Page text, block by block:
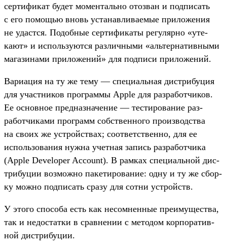
сер­тификат будет момен­таль­но отоз­ван и под­писать
с его помощью вновь уста­нав­лива­емые при­ложе­ния
не удас­тся. Подоб­ные сер­тифика­ты регуляр­но «уте­
кают» и исполь­зуют­ся раз­личны­ми «аль­тер­натив­ными
магази­нами при­ложе­ний» для подписи при­ложе­ний.
Ва­риация на ту же тему — спе­циаль­ная дис­три­буция
для учас­тни­ков прог­раммы Apple для раз­работ­чиков.
Ее основное пред­назна­чение — тес­тирова­ние раз­
работ­чиками прог­рамм собс­твен­ного про­изводс­тва
на сво­их же устрой­ствах; соот­ветс­твен­но, для ее
исполь­зования нуж­на учет­ная запись раз­работ­чика
(Apple Developer Account). В рам­ках спе­циаль­ной дис­
три­буции воз­можно пакети­рова­ние: одну и ту же сбор­
ку мож­но под­писать сра­зу для сот­ни устрой­ств.
У это­го спо­соба есть как несом­ненные пре­иму­щес­тва,
так и недос­татки в срав­нении с методом кор­поратив­
ной дис­три­буции.